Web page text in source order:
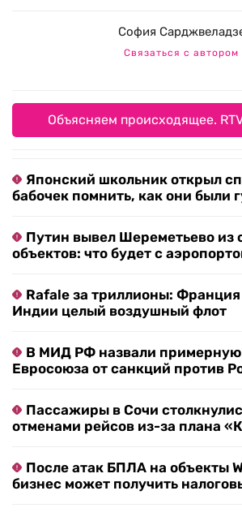
София
Связаться с автором
Объясняем происходящее.
Японский школьник открыл
бабочек помнить, как они были
Путин вывел Шереметьево из
объектов: что будет с
Rafale за триллионы: Франция
Индии целый воздушный флот
В МИД РФ назвали примерную
Евросоюза от санкций против
Пассажиры в Сочи
отменами рейсов из-за плана
После атак БПЛА на объекты
бизнес может получить